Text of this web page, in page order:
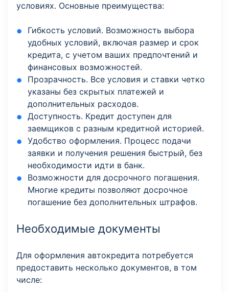
условиях. Основные преимущества:
Гибкость условий. Возможность выбора
удобных условий, включая размер и срок
кредита, с учетом ваших предпочтений и
финансовых возможностей.
Прозрачность. Все условия и ставки четко
указаны без скрытых платежей и
дополнительных расходов.
Доступность. Кредит доступен для
заемщиков с разным кредитной историей.
Удобство оформления. Процесс подачи
заявки и получения решения быстрый, без
необходимости идти в банк.
Возможности для досрочного погашения.
Многие кредиты позволяют досрочное
погашение без дополнительных штрафов.
Необходимые документы
Для оформления автокредита потребуется
предоставить несколько документов, в том
числе: